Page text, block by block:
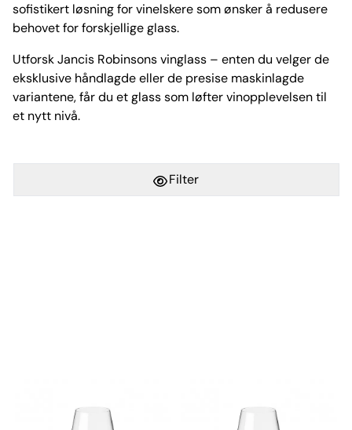
sofistikert løsning for vinelskere som ønsker å redusere
behovet for forskjellige glass.
Utforsk Jancis Robinsons vinglass – enten du velger de
eksklusive håndlagde eller de presise maskinlagde
variantene, får du et glass som løfter vinopplevelsen til
et nytt nivå.
Filter